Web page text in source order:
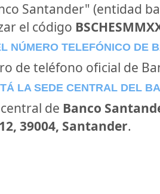
Santander" (entidad
el código
NÚMERO TELEFÓNICO DE
de teléfono oficial de
LA SEDE CENTRAL DEL
de Banco
39004, Santander.